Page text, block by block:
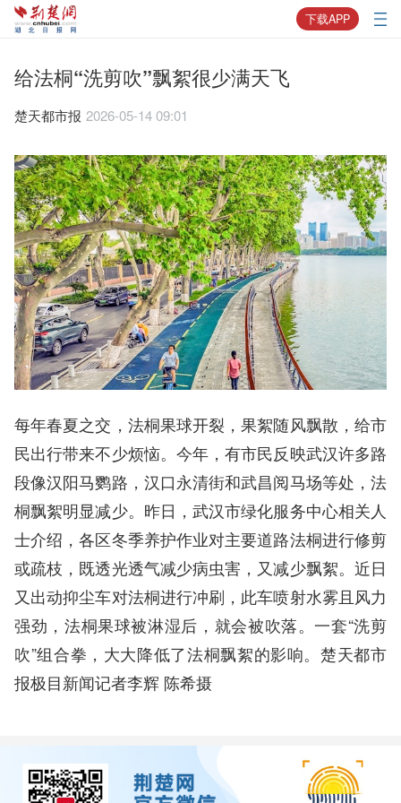
下载APP
给法桐“洗剪吹”飘絮很少满天飞
楚天都市报 2026-05-14 09:01
每年春夏之交，法桐果球开裂，果絮随风飘散，给市
民出行带来不少烦恼。今年，有市民反映武汉许多路
段像汉阳马鹦路，汉口永清街和武昌阅马场等处，法
桐飘絮明显减少。昨日，武汉市绿化服务中心相关人
士介绍，各区冬季养护作业对主要道路法桐进行修剪
或疏枝，既透光透气减少病虫害，又减少飘絮。近日
又出动抑尘车对法桐进行冲刷，此车喷射水雾且风力
强劲，法桐果球被淋湿后，就会被吹落。一套“洗剪
吹”组合拳，大大降低了法桐飘絮的影响。楚天都市
报极目新闻记者李辉 陈希摄